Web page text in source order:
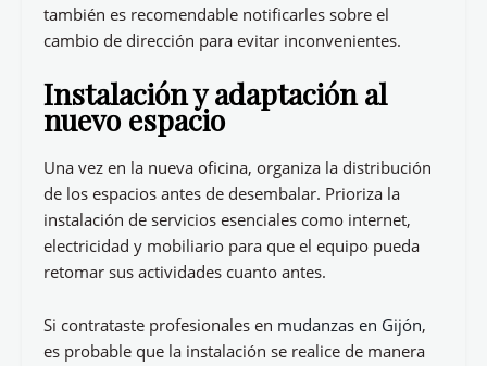
también es recomendable notificarles sobre el
cambio de dirección para evitar inconvenientes.
Instalación y adaptación al
nuevo espacio
Una vez en la nueva oficina, organiza la distribución
de los espacios antes de desembalar. Prioriza la
instalación de servicios esenciales como internet,
electricidad y mobiliario para que el equipo pueda
retomar sus actividades cuanto antes.
Si contrataste profesionales en mudanzas en Gijón,
es probable que la instalación se realice de manera